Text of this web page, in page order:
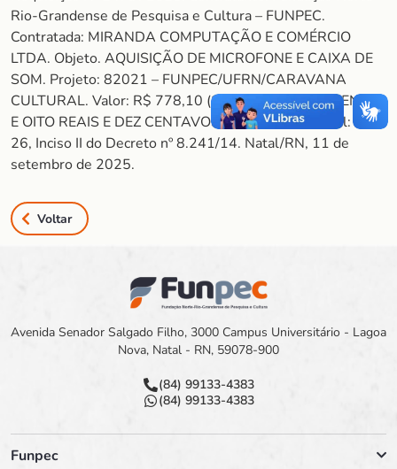
Rio-Grandense de Pesquisa e Cultura – FUNPEC.
Contratada: MIRANDA COMPUTAÇÃO E COMÉRCIO
LTDA. Objeto. AQUISIÇÃO DE MICROFONE E CAIXA DE
SOM. Projeto: 82021 – FUNPEC/UFRN/CARAVANA
CULTURAL. Valor: R$ 778,10 (SETECENTOS E SETENTA
E OITO REAIS E DEZ CENTAVOS). Fundamento legal: Art.
26, Inciso II do Decreto nº 8.241/14. Natal/RN, 11 de
setembro de 2025.
Voltar
Avenida Senador Salgado Filho, 3000 Campus Universitário - Lagoa
Nova, Natal - RN, 59078-900
(84) 99133-4383
(84) 99133-4383
Funpec